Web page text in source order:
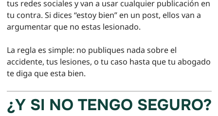
tus redes sociales y van a usar cualquier publicación en
tu contra. Si dices “estoy bien” en un post, ellos van a
argumentar que no estas lesionado.
La regla es simple: no publiques nada sobre el
accidente, tus lesiones, o tu caso hasta que tu abogado
te diga que esta bien.
¿Y SI NO TENGO SEGURO?